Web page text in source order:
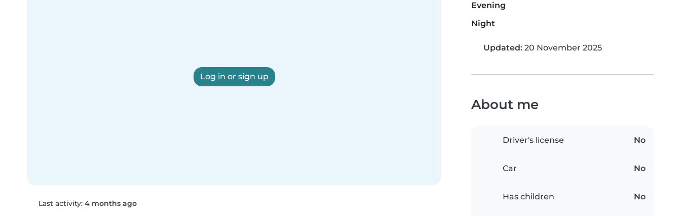
Log in or sign up
Last activity: 4 months ago
Evening
Night
Updated: 20 November 2025
About me
Driver's license No
Car No
Has children No